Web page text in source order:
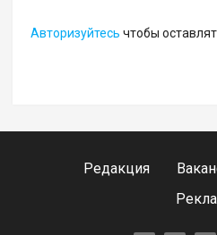
Авторизуйтесь чтобы
Редакция